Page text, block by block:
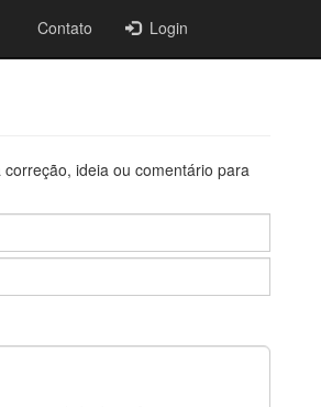
Contato Login
ideia ou comentário para